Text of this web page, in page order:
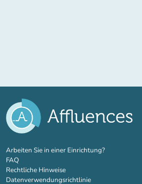
Arbeiten Sie in einer Einrichtung?(new tab)
FAQ
Rechtliche Hinweise
Datenverwendungsrichtlinie